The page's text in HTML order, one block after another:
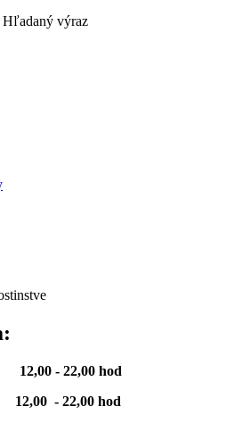
Hľadaný výraz
- 22,00 hod
22,00 hod